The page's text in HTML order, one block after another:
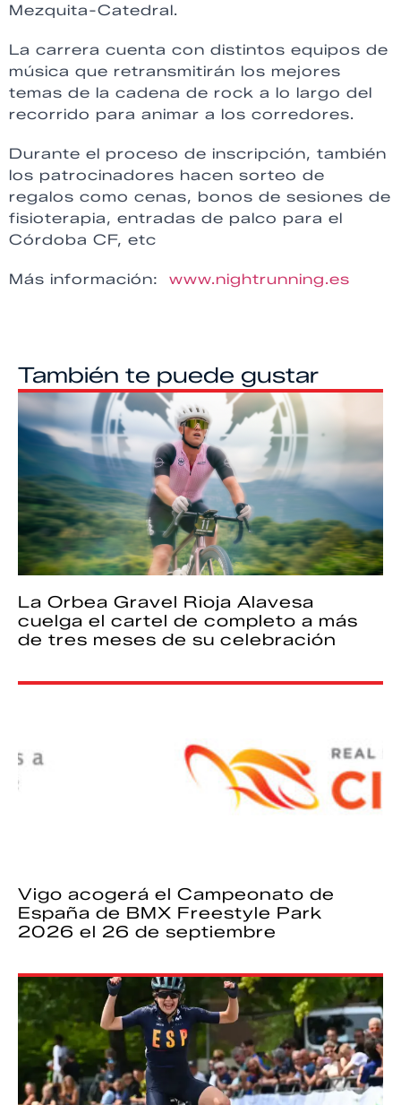
Mezquita-Catedral.
La carrera cuenta con distintos equipos de
música que retransmitirán los mejores
temas de la cadena de rock a lo largo del
recorrido para animar a los corredores.
Durante el proceso de inscripción, también
los patrocinadores hacen sorteo de
regalos como cenas, bonos de sesiones de
fisioterapia, entradas de palco para el
Córdoba CF, etc
Más información: www.nightrunning.es
También te puede gustar
La Orbea Gravel Rioja Alavesa
cuelga el cartel de completo a más
de tres meses de su celebración
Vigo acogerá el Campeonato de
España de BMX Freestyle Park
2026 el 26 de septiembre